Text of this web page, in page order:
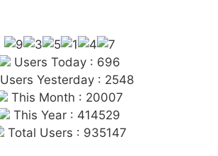
Users Today : 696
Users Yesterday : 2548
This Month : 20007
This Year : 414529
Total Users : 935147